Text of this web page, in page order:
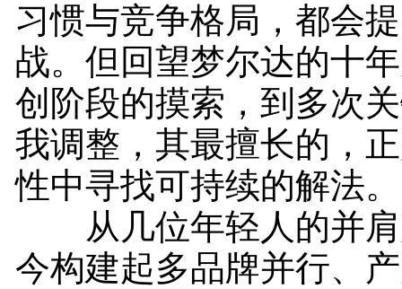
习惯与竞争格局，都会
战。但回望梦尔达的十
创阶段的摸索，到多次
我调整，其最擅长的，
性中寻找可持续的解法。
从几位年轻人的并肩
今构建起多品牌并行、